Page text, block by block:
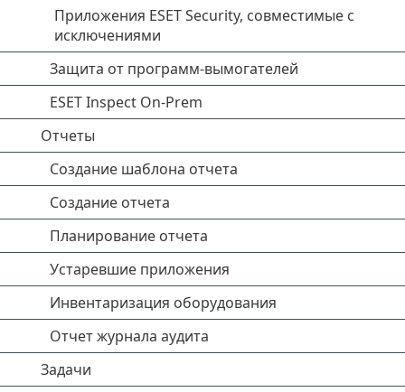
Приложения ESET Security, совместимые с
исключениями
Защита от программ-вымогателей
ESET Inspect On-Prem
Отчеты
Создание шаблона отчета
Создание отчета
Планирование отчета
Устаревшие приложения
Инвентаризация оборудования
Отчет журнала аудита
Задачи